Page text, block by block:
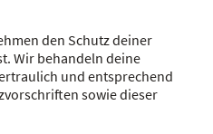
den Schutz deiner
Wir behandeln deine
und entsprechend
sowie dieser